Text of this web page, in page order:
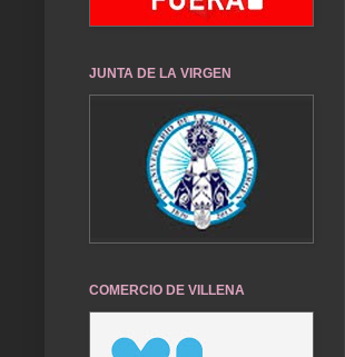
JUNTA DE LA VIRGEN
COMERCIO DE VILLENA